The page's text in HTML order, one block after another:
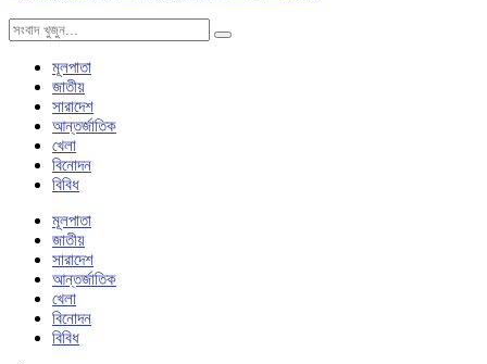
মূলপাতা
জাতীয়
সারাদেশ
আন্তর্জাতিক
খেলা
বিনোদন
বিবিধ
মূলপাতা
জাতীয়
সারাদেশ
আন্তর্জাতিক
খেলা
বিনোদন
বিবিধ